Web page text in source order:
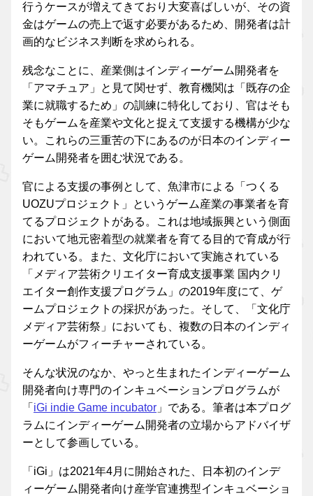
行うケースが増えてきており大変喜ばしいが、その資
金はゲームの売上で返す必要があるため、開発者は計
画的なビジネス判断を求められる。
残念なことに、産業側はインディーゲーム開発者を
「アマチュア」と見て関せず、教育機関は「既存の企
業に就職するため」の訓練に特化しており、官はそも
そもゲームを産業や文化と捉えて支援する機構が少な
い。これらの三重苦の下にあるのが日本のインディー
ゲーム開発者を囲む状況である。
官による支援の事例として、魚津市による「つくる
UOZUプロジェクト」というゲーム産業の事業者を育
てるプロジェクトがある。これは地域振興という側面
において地元密着型の就業者を育てる目的で育成が行
われている。また、文化庁において実施されている
「メディア芸術クリエイター育成支援事業 国内クリ
エイター創作支援プログラム」の2019年度にて、ゲ
ームプロジェクトの採択があった。そして、「文化庁
メディア芸術祭」においても、複数の日本のインディ
ーゲームがフィーチャーされている。
そんな状況のなか、やっと生まれたインディーゲーム
開発者向け専門のインキュベーションプログラムが
「 iGi indie Game incubator 」である。筆者は本プログ
ラムにインディーゲーム開発者の立場からアドバイザ
ーとして参画している。
「iGi」は2021年4月に開始された、日本初のインデ
ィーゲーム開発者向け産学官連携型インキュベーショ